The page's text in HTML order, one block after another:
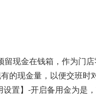
现金在钱箱，作为门店
的现金量，以便交班时
置】-开启备用金为是